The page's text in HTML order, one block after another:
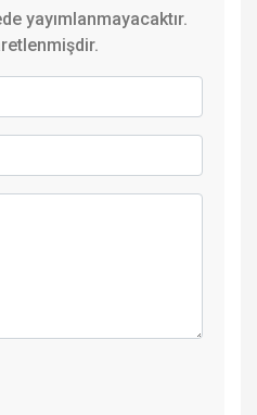
yayımlanmayacaktır.